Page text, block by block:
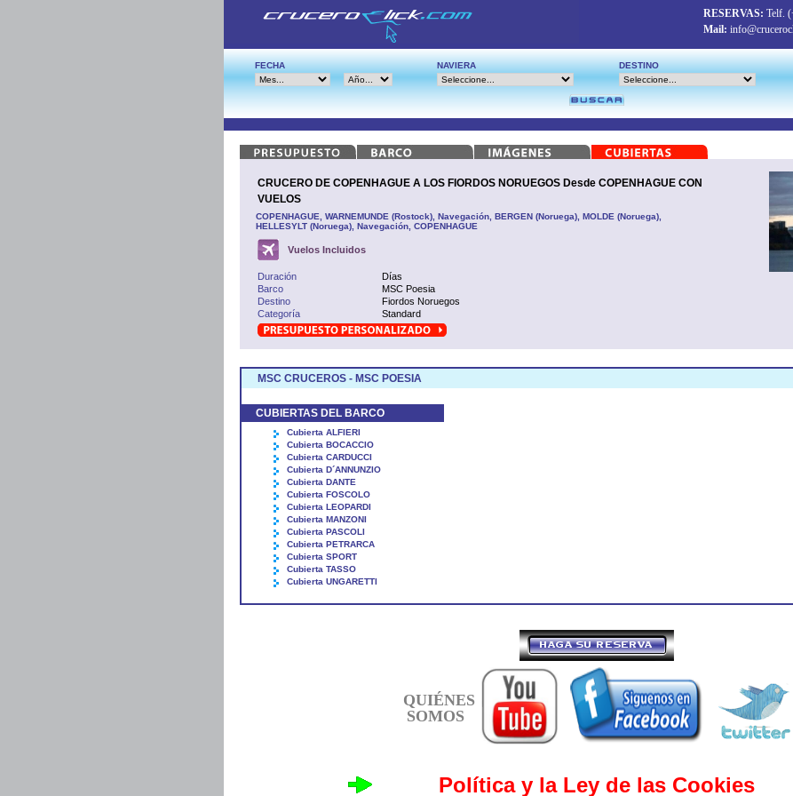
RESERVAS: Telf.
Mail:
FECHA NAVIERA DESTINO
CRUCERO DE COPENHAGUE A LOS FIORDOS NORUEGOS Desde COPENHAGUE CON
VUELOS
COPENHAGUE, WARNEMUNDE (Rostock), Navegación, BERGEN (Noruega), MOLDE (Noruega),
HELLESYLT (Noruega), Navegación, COPENHAGUE
Vuelos Incluidos
Duración
Días
Barco
MSC Poesia
Destino
Fiordos Noruegos
Categoría
Standard
MSC CRUCEROS - MSC POESIA
CUBIERTAS DEL BARCO
Cubierta ALFIERI
Cubierta BOCACCIO
Cubierta CARDUCCI
Cubierta D´ANNUNZIO
Cubierta DANTE
Cubierta FOSCOLO
Cubierta LEOPARDI
Cubierta MANZONI
Cubierta PASCOLI
Cubierta PETRARCA
Cubierta SPORT
Cubierta TASSO
Cubierta UNGARETTI
QUIÉNES
SOMOS
Política y la Ley de las Cookies